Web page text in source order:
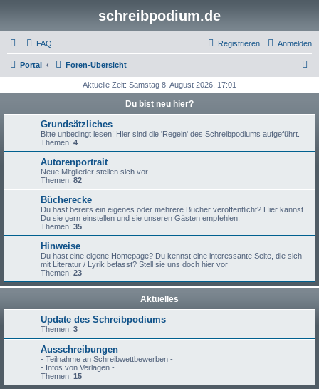
schreibpodium.de
FAQ Anmelden
Registrieren
Portal Foren-Übersicht
h
Aktuelle Zeit: Samstag 8. August 2026, 17:01
Du bist neu hier?
Grundsätzliches
Bitte unbedingt lesen! Hier sind die 'Regeln' des Schreibpodiums aufgeführt.
Themen: 4
Autorenportrait
Neue Mitglieder stellen sich vor
Themen: 82
Bücherecke
Du hast bereits ein eigenes oder mehrere Bücher veröffentlicht? Hier kannst
Du sie gern einstellen und sie unseren Gästen empfehlen.
Themen: 35
Hinweise
Du hast eine eigene Homepage? Du kennst eine interessante Seite, die sich
mit Literatur / Lyrik befasst? Stell sie uns doch hier vor
Themen: 23
Aktuelles
Update des Schreibpodiums
Themen: 3
Ausschreibungen
- Teilnahme an Schreibwettbewerben -
- Infos von Verlagen -
Themen: 15